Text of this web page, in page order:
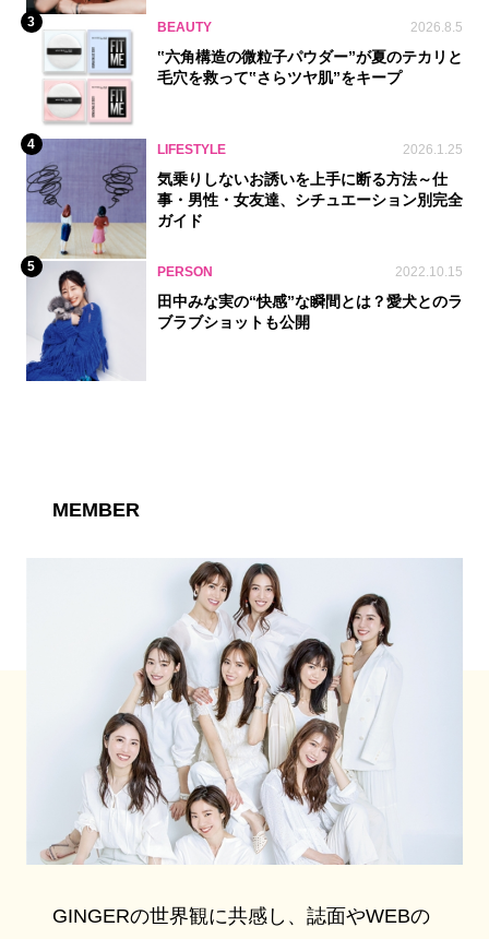
3 BEAUTY 2026.8.5
‟六角構造の微粒子パウダー”が夏のテカリと
毛穴を救って‟さらツヤ肌”をキープ
4 LIFESTYLE 2026.1.25
気乗りしないお誘いを上手に断る方法～仕
事・男性・女友達、シチュエーション別完全
ガイド
5 PERSON 2022.10.15
田中みな実の“快感”な瞬間とは？愛犬とのラ
ブラブショットも公開
MEMBER
GINGERの世界観に共感し、誌面やWEBの